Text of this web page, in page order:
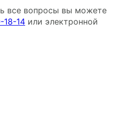
все вопросы вы можете
18-14 или электронной